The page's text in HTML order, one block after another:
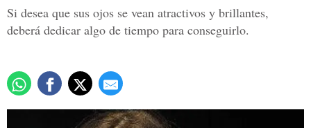
Si desea que sus ojos se vean atractivos y brillantes,
deberá dedicar algo de tiempo para conseguirlo.